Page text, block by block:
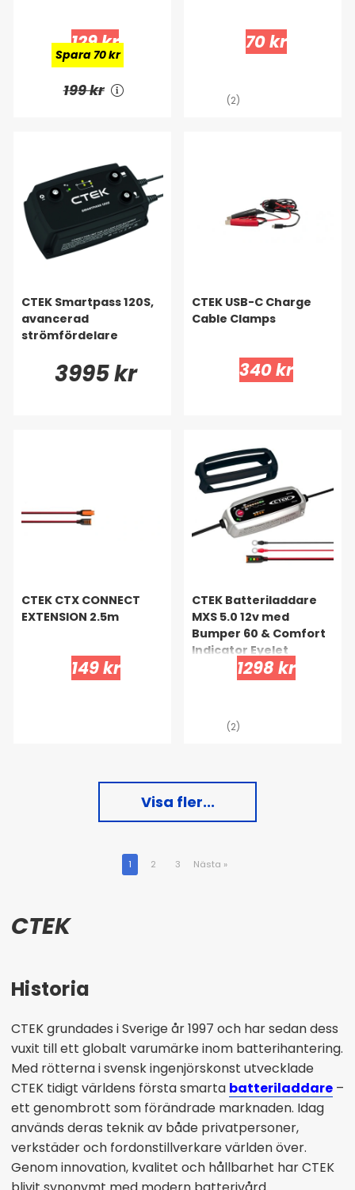
129 kr
Spara 70 kr
199 kr
70 kr
(2)
CTEK Smartpass 120S,
avancerad
strömfördelare
3995 kr
CTEK USB-C Charge
Cable Clamps
340 kr
CTEK CTX CONNECT
EXTENSION 2.5m
149 kr
CTEK Batteriladdare
MXS 5.0 12v med
Bumper 60 & Comfort
Indicator Eyelet
1298 kr
(2)
Visa fler...
1 2 3 Nästa »
CTEK
Historia
CTEK grundades i Sverige år 1997 och har sedan dess
vuxit till ett globalt varumärke inom batterihantering.
Med rötterna i svensk ingenjörskonst utvecklade
CTEK tidigt världens första smarta batteriladdare –
ett genombrott som förändrade marknaden. Idag
används deras teknik av både privatpersoner,
verkstäder och fordonstillverkare världen över.
Genom innovation, kvalitet och hållbarhet har CTEK